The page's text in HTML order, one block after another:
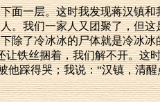
面一层。这时我发现蒋汉镇
。我们一家人又团聚了，但
除了冷冰冰的尸体就是冷冰
铁丝捆着，我们解不开。这
踩得哭；我说：“汉镇，清